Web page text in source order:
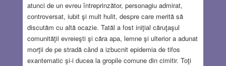
atunci de un evreu întreprinzător, personagiu admirat,
controversat, iubit şi mult hulit, despre care merită să
discutăm cu altă ocazie. Tatăl a fost iniţial căruţaşul
comunităţii evreieşti şi căra apa, lemne şi ulterior a adunat
morţii de pe stradă când a izbucnit epidemia de tifos
exantematic şi-i ducea la gropile comune din cimitir. Toţi